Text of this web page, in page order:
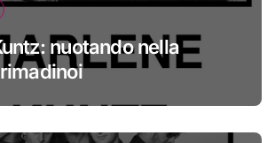
nuotando nella